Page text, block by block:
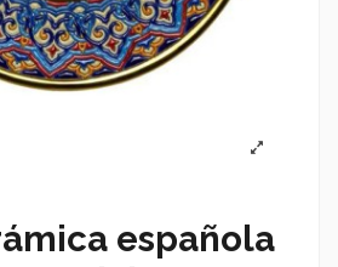
española